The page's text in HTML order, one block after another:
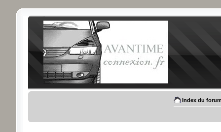
Index du